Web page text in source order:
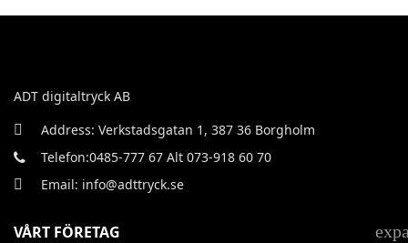
ADT digitaltryck AB
Address: Verkstadsgatan 1, 387 36 Borgholm
Telefon:0485-777 67 Alt 073-918 60 70
Email: info@adttryck.se
VÅRT FÖRETAG